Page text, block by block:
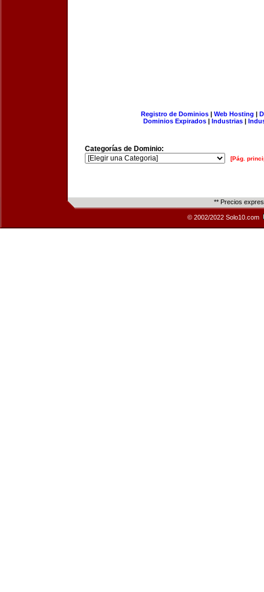
Registro de Dominios| Web Hosting |
Dominios Expirados | Industrias |
Categorías de Dominio:
[Pág.
** Precios
© 2002/2022 Solo10.com